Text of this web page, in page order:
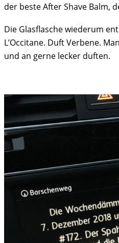
der beste After Shave Balm,
Die Glasflasche wiederum
L’Occitane. Duft Verbene.
und an gerne lecker duften.